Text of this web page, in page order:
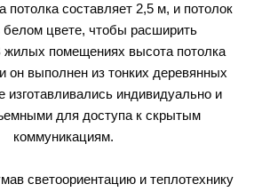
потолка составляет 2,5 м, и потолок
белом цвете, чтобы расширить
жилых помещениях высота потолка
он выполнен из тонких деревянных
изготавливались индивидуально и
для доступа к скрытым
коммуникациям.
светоориентацию и теплотехнику